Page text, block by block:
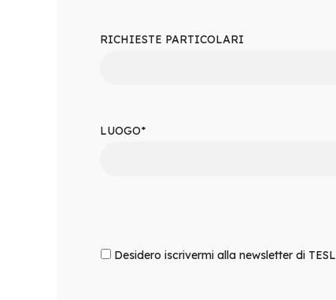
RICHIESTE PARTICOLARI
LUOGO*
Desidero iscrivermi alla newsletter di TESL